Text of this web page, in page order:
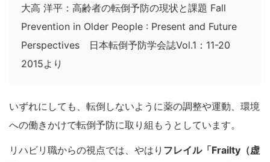
大高 洋平：高齢者の転倒予防の現状と課題 Fall
Prevention in Older People : Present and Future
Perspectives 日本転倒予防学会誌Vol.1：11-20
2015より
いずれにしても、転倒しないように薬の調整や運動、環境
への働きかけで転倒予防に取り組もうとしています。
リハビリ職からの視点では、やはり フレイル「Frailty（虚